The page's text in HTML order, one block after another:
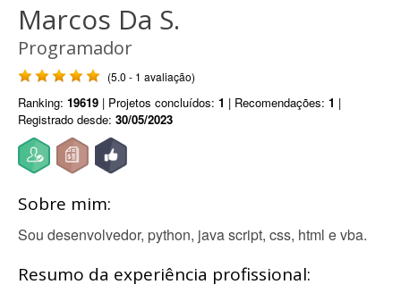
Marcos Da S.
Programador
(5.0 - 1 avaliação)
Ranking: 19619 | Projetos concluídos: 1 | Recomendações: 1 |
Registrado desde: 30/05/2023
Sobre mim:
Sou desenvolvedor, python, java script, css, html e vba.
Resumo da experiência profissional: